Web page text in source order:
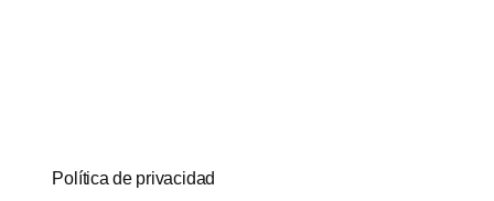
Política de privacidad